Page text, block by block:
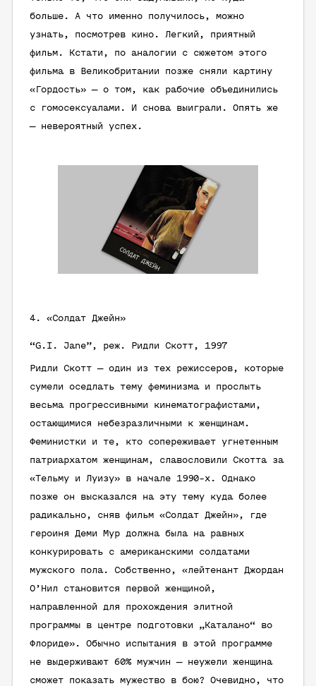
больше. А что именно получилось, можно
узнать, посмотрев кино. Легкий, приятный
фильм. Кстати, по аналогии с сюжетом этого
фильма в Великобритании позже сняли картину
«Гордость» — о том, как рабочие объединились
с гомосексуалами. И снова выиграли. Опять же
— невероятный успех.
4. «Солдат Джейн»
“G.I. Jane”, реж. Ридли Скотт, 1997
Ридли Скотт — один из тех режиссеров, которые
сумели оседлать тему феминизма и прослыть
весьма прогрессивными кинематографистами,
остающимися небезразличными к женщинам.
Феминистки и те, кто сопереживает угнетенным
патриархатом женщинам, славословили Скотта за
«Тельму и Луизу» в начале 1990-х. Однако
позже он высказался на эту тему куда более
радикально, сняв фильм «Солдат Джейн», где
героиня Деми Мур должна была на равных
конкурировать с американскими солдатами
мужского пола. Собственно, «лейтенант Джордан
О’Нил становится первой женщиной,
направленной для прохождения элитной
программы в центре подготовки „Каталано“ во
Флориде». Обычно испытания в этой программе
не выдерживают 60% мужчин — неужели женщина
сможет показать мужество в бою? Очевидно, что